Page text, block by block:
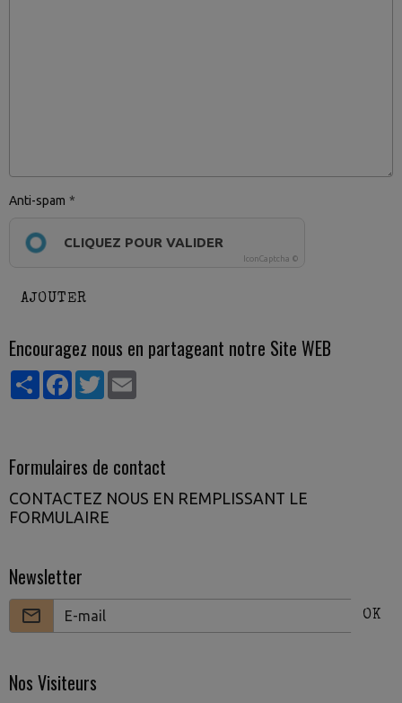
Anti-spam
CLIQUEZ POUR VALIDER
IconCaptcha ©
AJOUTER
Encouragez nous en partageant notre Site WEB
PartagerFacebookTwitter
Formulaires de contact
CONTACTEZ NOUS EN REMPLISSANT LE
FORMULAIRE
Newsletter
OK
Nos Visiteurs